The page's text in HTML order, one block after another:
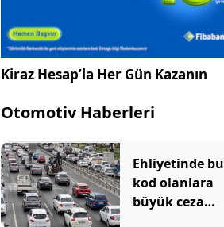
Kiraz Hesap’la Her Gün Kazanın
Otomotiv Haberleri
Ehliyetinde bu
kod olanlara
büyük ceza